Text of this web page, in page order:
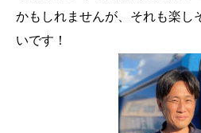
かもしれませんが、それも楽し
いです！